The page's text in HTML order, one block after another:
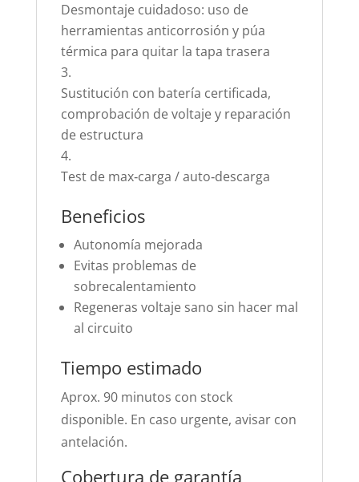
Desmontaje cuidadoso: uso de
herramientas anticorrosión y púa
térmica para quitar la tapa trasera
Sustitución con batería certificada,
comprobación de voltaje y reparación
de estructura
Test de max‑carga / auto‑descarga
Beneficios
Autonomía mejorada
Evitas problemas de
sobrecalentamiento
Regeneras voltaje sano sin hacer mal
al circuito
Tiempo estimado
Aprox. 90 minutos con stock
disponible. En caso urgente, avisar con
antelación.
Cobertura de garantía